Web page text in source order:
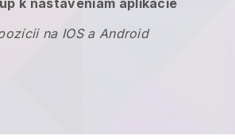
k nastaveniam aplikácie
na IOS a Android